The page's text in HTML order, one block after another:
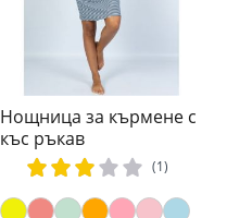
Нощница за кърмене с
къс ръкав
рейтинг:
(1)